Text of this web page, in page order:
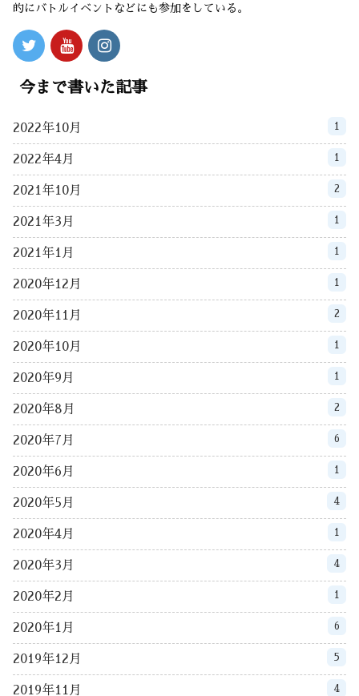
的にバトルイベントなどにも参加をしている。
今まで書いた記事
2022年10月 1
2022年4月 1
2021年10月 2
2021年3月 1
2021年1月 1
2020年12月 1
2020年11月 2
2020年10月 1
2020年9月 1
2020年8月 2
2020年7月 6
2020年6月 1
2020年5月 4
2020年4月 1
2020年3月 4
2020年2月 1
2020年1月 6
2019年12月 5
2019年11月 4